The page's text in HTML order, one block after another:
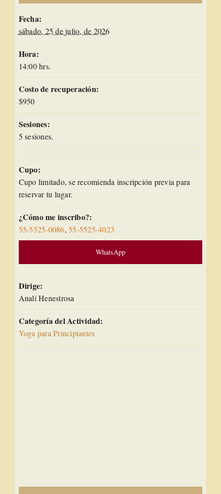
Fecha:
sábado, 25 de julio, de 2026
Hora:
14:00 hrs.
Costo de recuperación:
$950
Sesiones:
5 sesiones.
Cupo:
Cupo limitado, se recomienda inscripción previa para
reservar tu lugar.
¿Cómo me inscribo?:
55-5525-0086,55-5525-4023
WhatsApp
Dirige:
Analí Henestrosa
Categoría del Actividad:
Yoga para Principiantes